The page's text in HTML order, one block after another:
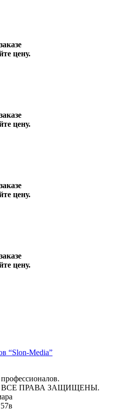
цену.
цену.
цену.
цену.
“Slon-Media”
ВСЕ ПРАВА ЗАЩИЩЕНЫ.